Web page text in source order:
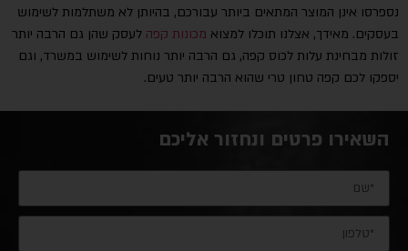
נספרסו אינן המוצר המתאים ביותר עבורכם, בהיותן לא משתלמות לשימוש
בעסקים. מאידך, אצלנו תוכלו למצוא מכונות קפה לעסק שהן גם הרבה יותר
זולות מבחינת עלות לכוס קפה, גם הרבה יותר נוחות לשימוש במשרד, וגם
יספקו לכם קפה טחון טרי שהוא הרבה יותר טעים.
השאירו פרטים ונחזור אליכם